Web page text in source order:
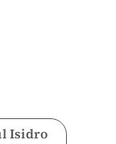
Isidro